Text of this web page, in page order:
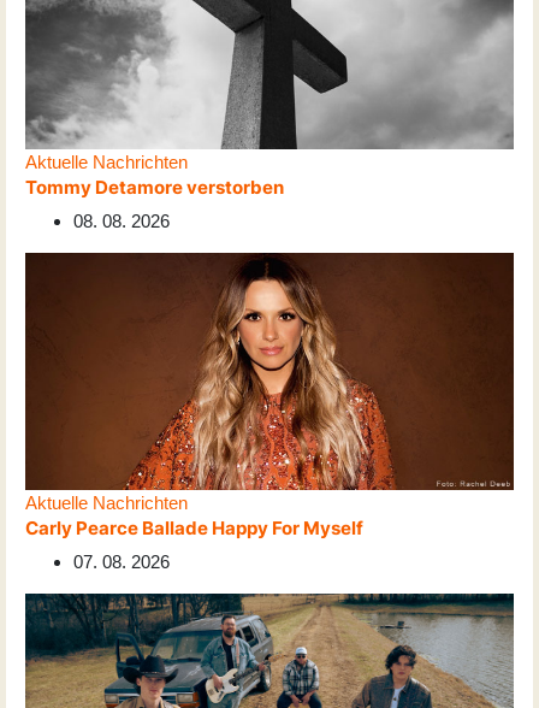
Aktuelle Nachrichten
Tommy Detamore verstorben
08. 08. 2026
Aktuelle Nachrichten
Carly Pearce Ballade Happy For Myself
07. 08. 2026